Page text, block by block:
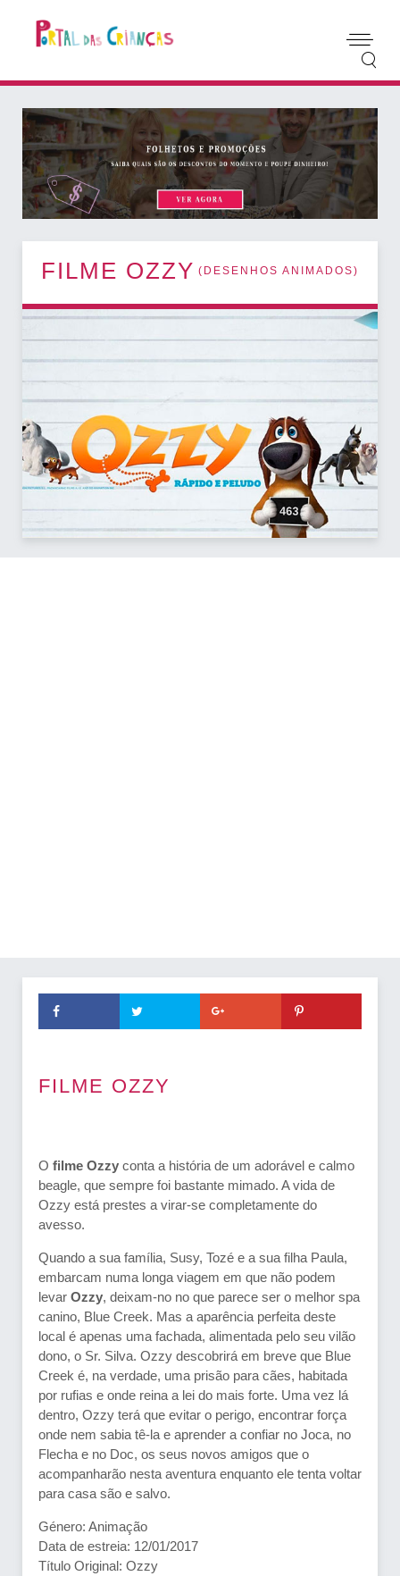
FILME OZZY ( DESENHOS ANIMADOS)
FILME OZZY
O filme Ozzy conta a história de um adorável e calmo
beagle, que sempre foi bastante mimado. A vida de
Ozzy está prestes a virar-se completamente do
avesso.
Quando a sua família, Susy, Tozé e a sua filha Paula,
embarcam numa longa viagem em que não podem
levar Ozzy, deixam-no no que parece ser o melhor spa
canino, Blue Creek. Mas a aparência perfeita deste
local é apenas uma fachada, alimentada pelo seu vilão
dono, o Sr. Silva. Ozzy descobrirá em breve que Blue
Creek é, na verdade, uma prisão para cães, habitada
por rufias e onde reina a lei do mais forte. Uma vez lá
dentro, Ozzy terá que evitar o perigo, encontrar força
onde nem sabia tê-la e aprender a confiar no Joca, no
Flecha e no Doc, os seus novos amigos que o
acompanharão nesta aventura enquanto ele tenta voltar
para casa são e salvo.
Género: Animação
Data de estreia: 12/01/2017
Título Original: Ozzy